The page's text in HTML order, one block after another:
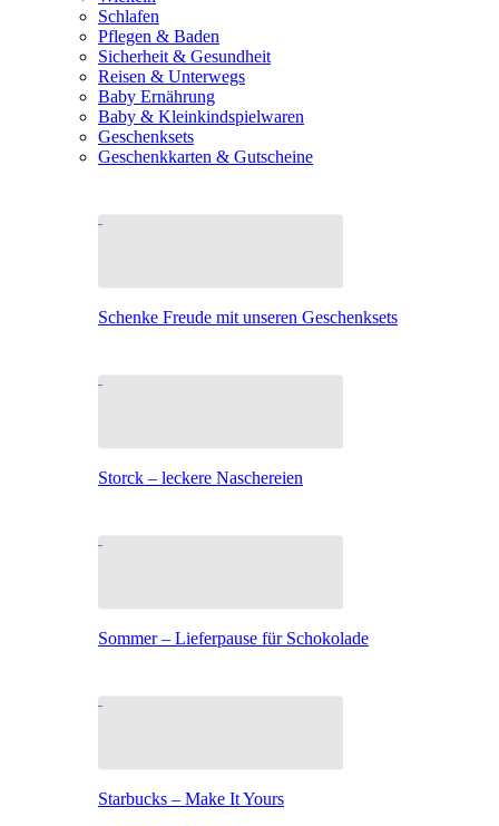
Schlafen
Pflegen & Baden
Sicherheit & Gesundheit
Reisen & Unterwegs
Baby Ernährung
Baby & Kleinkindspielwaren
Geschenksets
Geschenkkarten & Gutscheine
Schenke Freude mit unseren Geschenksets
Storck – leckere Naschereien
Sommer – Lieferpause für Schokolade
Starbucks – Make It Yours